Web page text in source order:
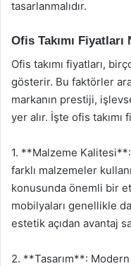
tasarlanmalıdır.
Ofis Takımı
Ofis takımı fiyatları,
gösterir. Bu faktörler
markanın prestiji,
yer alır. İşte ofis takımı
1. **Malzeme
farklı malzemeler
konusunda önemli bir
mobilyaları genellikle
estetik açıdan avantaj
2. **Tasarım**: